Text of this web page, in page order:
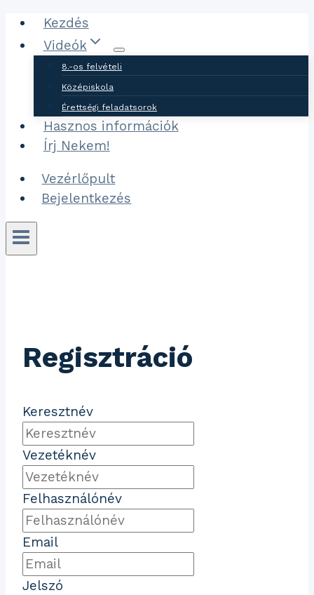
Ugrás
tartalomhoz
Kezdés
Videók
8.-os felvételi
Középiskola
Érettségi feladatsorok
Hasznos információk
Írj Nekem!
Vezérlőpult
Bejelentkezés
Regisztráció
Keresztnév
Vezetéknév
Felhasználónév
Email
Jelszó